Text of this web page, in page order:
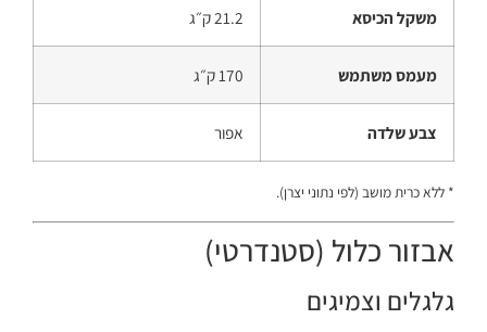
משקל הכיסא 21.2 ק״ג
מעמס משתמש 170 ק״ג
צבע שלדה אפור
* ללא כרית מושב (לפי נתוני יצרן).
אבזור כלול (סטנדרטי)
גלגלים וצמיגים